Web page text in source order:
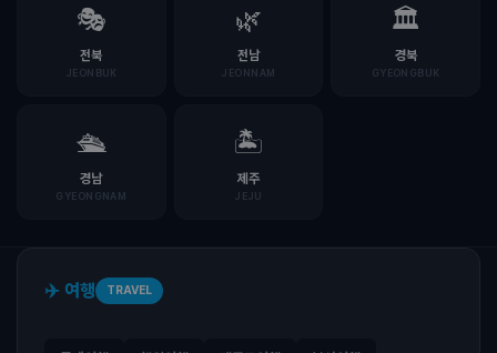
🎭
전북
JEONBUK
🌿
전남
JEONNAM
🏛️
경북
GYEONGBUK
🛳️
경남
GYEONGNAM
🏝️
제주
JEJU
✈️ 여행 TRAVEL